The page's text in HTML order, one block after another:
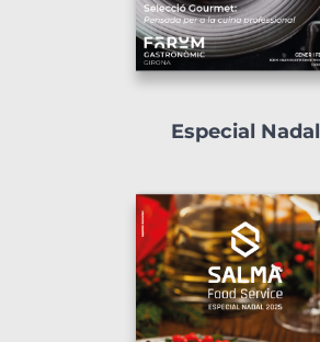
Especial Nadal